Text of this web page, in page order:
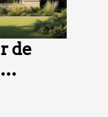
de